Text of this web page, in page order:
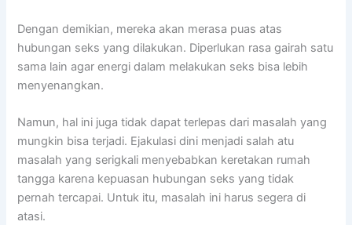
Dengan demikian, mereka akan merasa puas atas
hubungan seks yang dilakukan. Diperlukan rasa gairah satu
sama lain agar energi dalam melakukan seks bisa lebih
menyenangkan.
Namun, hal ini juga tidak dapat terlepas dari masalah yang
mungkin bisa terjadi. Ejakulasi dini menjadi salah atu
masalah yang serigkali menyebabkan keretakan rumah
tangga karena kepuasan hubungan seks yang tidak
pernah tercapai. Untuk itu, masalah ini harus segera di
atasi.